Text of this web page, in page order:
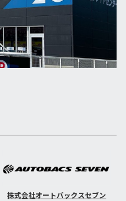
株式会社オートバックスセブン